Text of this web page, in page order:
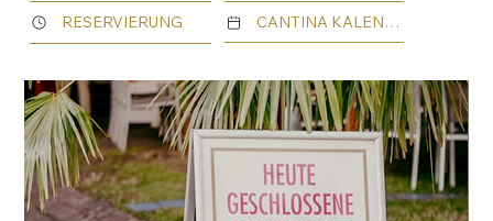
RESERVIERUNG CANTINA KALENDER